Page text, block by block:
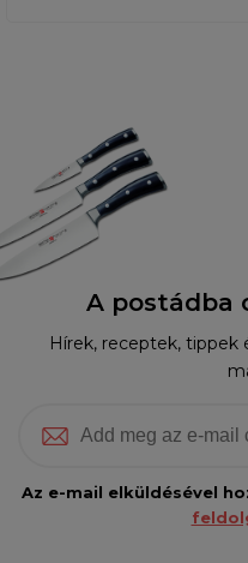
A postádba
Hírek, receptek, tippek
Az e-mail elküldésével